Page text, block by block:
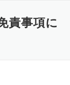
責事項に